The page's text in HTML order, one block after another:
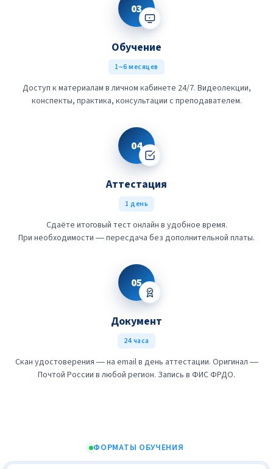
03
Обучение
1–6 месяцев
Доступ к материалам в личном кабинете 24/7. Видеолекции,
конспекты, практика, консультации с преподавателем.
04
Аттестация
1 день
Сдаёте итоговый тест онлайн в удобное время.
При необходимости — пересдача без дополнительной платы.
05
Документ
24 часа
Скан удостоверения — на email в день аттестации. Оригинал —
Почтой России в любой регион. Запись в ФИС ФРДО.
ФОРМАТЫ ОБУЧЕНИЯ